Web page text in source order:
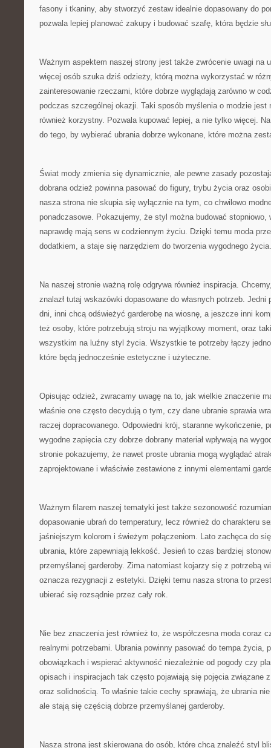
fasony i tkaniny, aby stworzyć zestaw idealnie dopasowany do
pozwala lepiej planować zakupy i budować szafę, która będzie
Ważnym aspektem naszej strony jest także zwrócenie uwagi na
więcej osób szuka dziś odzieży, którą można wykorzystać w
zainteresowanie rzeczami, które dobrze wyglądają zarówno w
podczas szczególnej okazji. Taki sposób myślenia o modzie jest
również korzystny. Pozwala kupować lepiej, a nie tylko więcej.
do tego, by wybierać ubrania dobrze wykonane, które można
Świat mody zmienia się dynamicznie, ale pewne zasady
dobrana odzież powinna pasować do figury, trybu życia oraz
nasza strona nie skupia się wyłącznie na tym, co chwilowo
ponadczasowe. Pokazujemy, że styl można budować stopniowo,
naprawdę mają sens w codziennym życiu. Dzięki temu moda
dodatkiem, a staje się narzędziem do tworzenia wygodnego życia.
Na naszej stronie ważną rolę odgrywa również inspiracja.
znalazł tutaj wskazówki dopasowane do własnych potrzeb.
dni, inni chcą odświeżyć garderobę na wiosnę, a jeszcze inni
też osoby, które potrzebują stroju na wyjątkowy moment, oraz
wszystkim na luźny styl życia. Wszystkie te potrzeby łączy
które będą jednocześnie estetyczne i użyteczne.
Opisując odzież, zwracamy uwagę na to, jak wielkie znaczenie
właśnie one często decydują o tym, czy dane ubranie sprawia
raczej dopracowanego. Odpowiedni krój, staranne wykończenie,
wygodne zapięcia czy dobrze dobrany materiał wpływają na
stronie pokazujemy, że nawet proste ubrania mogą wyglądać
zaprojektowane i właściwie zestawione z innymi elementami
Ważnym filarem naszej tematyki jest także sezonowość
dopasowanie ubrań do temperatury, lecz również do charakteru
jaśniejszym kolorom i świeżym połączeniom. Lato zachęca do
ubrania, które zapewniają lekkość. Jesień to czas bardziej
przemyślanej garderoby. Zima natomiast kojarzy się z potrzebą
oznacza rezygnacji z estetyki. Dzięki temu nasza strona to
ubierać się rozsądnie przez cały rok.
Nie bez znaczenia jest również to, że współczesna moda coraz
realnymi potrzebami. Ubrania powinny pasować do tempa życia,
obowiązkach i wspierać aktywność niezależnie od pogody czy
opisach i inspiracjach tak często pojawiają się pojęcia związane
oraz solidnością. To właśnie takie cechy sprawiają, że ubrania
ale stają się częścią dobrze przemyślanej garderoby.
Nasza strona jest skierowana do osób, które chcą znaleźć styl